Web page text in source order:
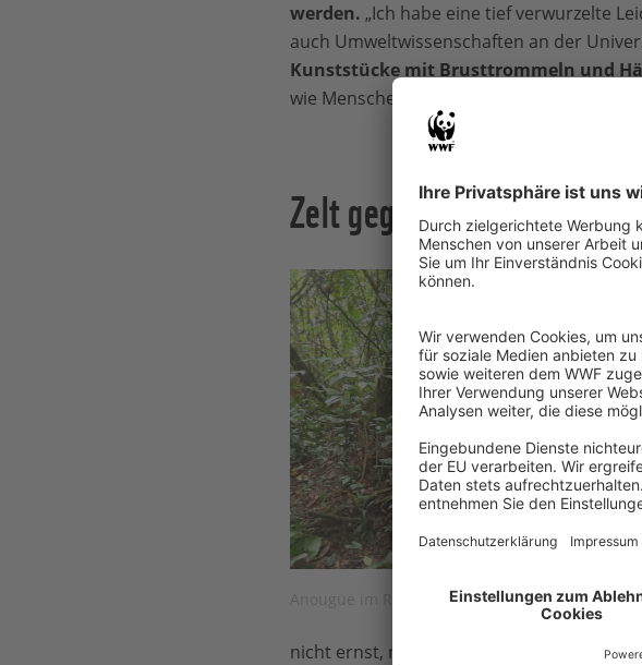
werden. „Ich habe eine tief verwurzelte
auch Umweltwissenschaften an der
Kunststücke mit Brusttrommeln und
wie Menschen“, schwärmt sie.
Zelt gegen Luxus
Anougue im Regenwald © Calvin / WWF
nicht ernst, nur weil ich eine Frau war“,